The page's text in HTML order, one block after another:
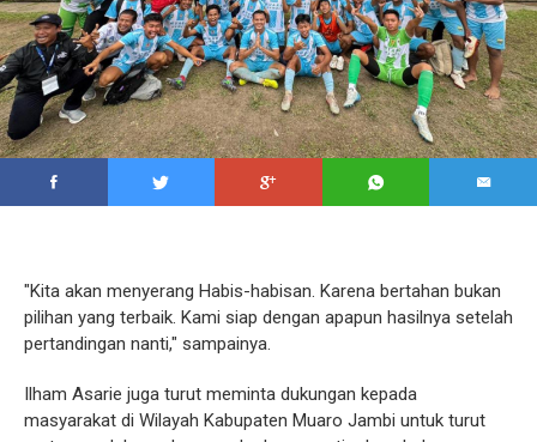
"Kita akan menyerang Habis-habisan. Karena bertahan bukan
pilihan yang terbaik. Kami siap dengan apapun hasilnya setelah
pertandingan nanti," sampainya.
Ilham Asarie juga turut meminta dukungan kepada
masyarakat di Wilayah Kabupaten Muaro Jambi untuk turut